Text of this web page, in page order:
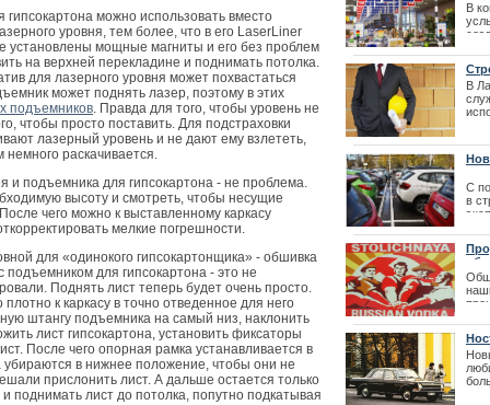
гипсокартона можно использовать вместо
уровня, тем более, что в его LaserLiner
установлены мощные магниты и его без проблем
на верхней перекладине и поднимать потолка.
для лазерного уровня может похвастаться
может поднять лазер, поэтому в этих
подъемников. Правда для того, чтобы уровень не
чтобы просто поставить. Для подстраховки
лазерный уровень и не дают ему взлететь,
раскачивается.
и подъемника для гипсокартона - не проблема.
высоту и смотреть, чтобы несущие
чего можно к выставленному каркасу
мелкие погрешности.
для «одинокого гипсокартонщика» - обшивка
для гипсокартона - это не
Поднять лист теперь будет очень просто.
к каркасу в точно отведенное для него
штангу подъемника на самый низ, наклонить
лист гипсокартона, установить фиксаторы
После чего опорная рамка устанавливается в
в нижнее положение, чтобы они не
прислонить лист. А дальше остается только
поднимать лист до потолка, попутно подкатывая
Фестиваль
перенесен
В
|
В
С
в
в
|
|